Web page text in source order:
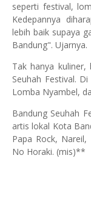
seperti festival,
Kedepannya
lebih baik supaya
Bandung". Ujarnya.
Tak hanya kuliner,
Seuhah Festival.
Lomba Nyambel,
Bandung Seuhah
artis lokal Kota
Papa Rock,
No Horaki. (mis)**